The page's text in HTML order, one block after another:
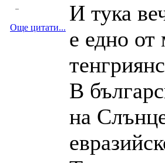
--
Още цитати...
И тука
е едно от
В
на